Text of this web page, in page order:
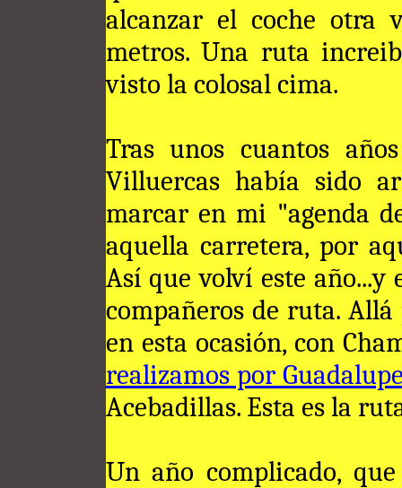
alcanzar el coche otra
metros. Una ruta
visto la colosal cima.
Tras unos cuantos
Villuercas había sido
marcar en mi "agenda
aquella carretera, por
Así que volví este año...y
compañeros de ruta. Allá
en esta ocasión, con
realizamos por
Acebadillas. Esta es la
Un año complicado,